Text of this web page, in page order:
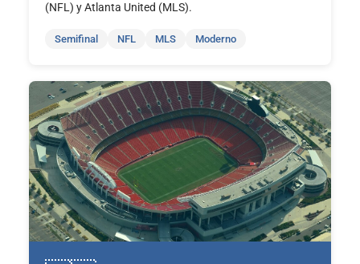
(NFL) y Atlanta United (MLS).
Semifinal NFL MLS Moderno